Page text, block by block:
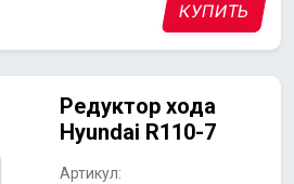
КУПИТЬ
Редуктор хода
Hyundai R110-7
Артикул: